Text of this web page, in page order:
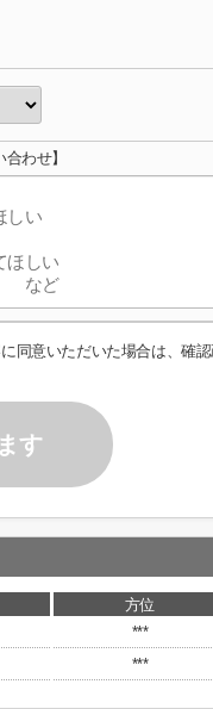
わせ】
同意いただいた場合は、確
す
方位
***
***